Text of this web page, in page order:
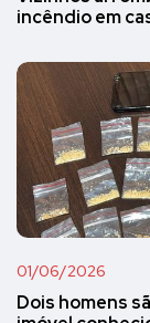
incêndio em
01/06/2026
Dois homens